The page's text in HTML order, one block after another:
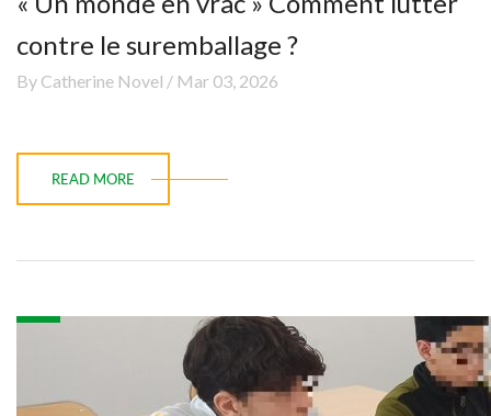
contre le suremballage ?
By Catherine Novel / Mar 03, 2026
READ MORE